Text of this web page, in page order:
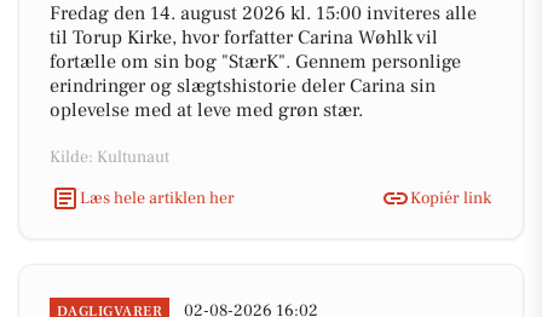
Fredag den 14. august 2026 kl. 15:00 inviteres alle
til Torup Kirke, hvor forfatter Carina Wøhlk vil
fortælle om sin bog "StærK". Gennem personlige
erindringer og slægtshistorie deler Carina sin
oplevelse med at leve med grøn stær.
Kilde: Kultunaut
Læs hele artiklen her
Kopiér link
DAGLIGVARER 02-08-2026 16:02